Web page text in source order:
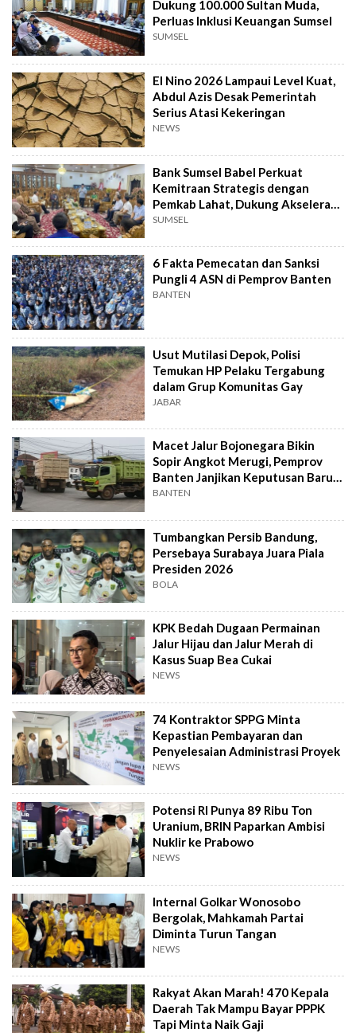
Dukung 100.000 Sultan Muda,
Perluas Inklusi Keuangan Sumsel
SUMSEL
El Nino 2026 Lampaui Level Kuat,
Abdul Azis Desak Pemerintah
Serius Atasi Kekeringan
NEWS
Bank Sumsel Babel Perkuat
Kemitraan Strategis dengan
Pemkab Lahat, Dukung Akselerasi
Ekonomi Daerah
SUMSEL
6 Fakta Pemecatan dan Sanksi
Pungli 4 ASN di Pemprov Banten
BANTEN
Usut Mutilasi Depok, Polisi
Temukan HP Pelaku Tergabung
dalam Grup Komunitas Gay
JABAR
Macet Jalur Bojonegara Bikin
Sopir Angkot Merugi, Pemprov
Banten Janjikan Keputusan Baru 4
Hari Lagi
BANTEN
Tumbangkan Persib Bandung,
Persebaya Surabaya Juara Piala
Presiden 2026
BOLA
KPK Bedah Dugaan Permainan
Jalur Hijau dan Jalur Merah di
Kasus Suap Bea Cukai
NEWS
74 Kontraktor SPPG Minta
Kepastian Pembayaran dan
Penyelesaian Administrasi Proyek
NEWS
Potensi RI Punya 89 Ribu Ton
Uranium, BRIN Paparkan Ambisi
Nuklir ke Prabowo
NEWS
Internal Golkar Wonosobo
Bergolak, Mahkamah Partai
Diminta Turun Tangan
NEWS
Rakyat Akan Marah! 470 Kepala
Daerah Tak Mampu Bayar PPPK
Tapi Minta Naik Gaji